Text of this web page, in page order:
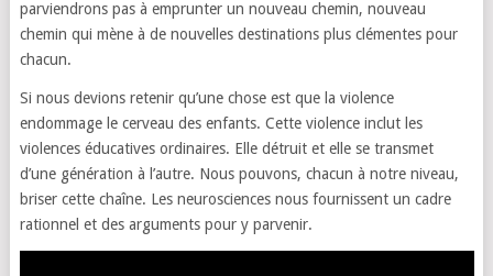
parviendrons pas à emprunter un nouveau chemin, nouveau
chemin qui mène à de nouvelles destinations plus clémentes pour
chacun.
Si nous devions retenir qu’une chose est que la violence
endommage le cerveau des enfants. Cette violence inclut les
violences éducatives ordinaires. Elle détruit et elle se transmet
d’une génération à l’autre. Nous pouvons, chacun à notre niveau,
briser cette chaîne. Les neurosciences nous fournissent un cadre
rationnel et des arguments pour y parvenir.